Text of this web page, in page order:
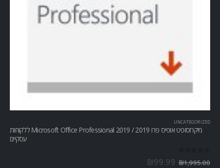
UNCATEGORIZED
מיקרוסופט אופיס פרו Microsoft Office Professional 2019 / 2019 ללקוחות
עסקיים
₪1,995.00
₪99.99